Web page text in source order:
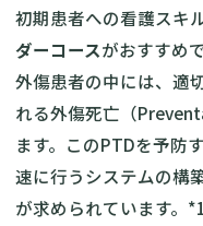
初期患者への看護スキ
ダーコースがおすすめで
外傷患者の中には、適
れる外傷死亡（
ます。このPTDを予防
速に行うシステムの構
が求められています。